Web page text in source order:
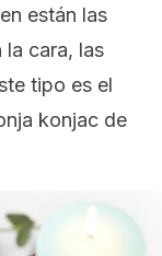
están las
la cara, las
tipo es el
konjac de